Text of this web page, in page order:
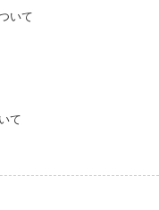
いて
て